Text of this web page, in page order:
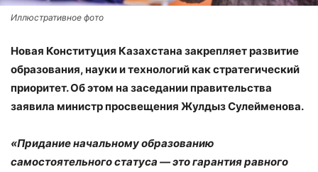
Иллюстративное фото
Новая Конституция Казахстана закрепляет развитие
образования, науки и технологий как стратегический
приоритет. Об этом на заседании правительства
заявила министр просвещения Жулдыз Сулейменова.
«Придание начальному образованию
самостоятельного статуса — это гарантия равного